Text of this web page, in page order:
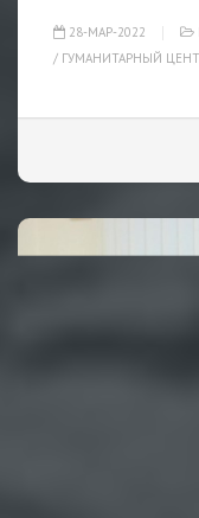
28-МАР-2022
/ ГУМАНИТАРНЫЙ